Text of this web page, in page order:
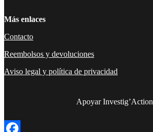
Más enlaces
Contacto
Reembolsos y devoluciones
Aviso legal y política de privacidad
Apoyar Investig’Action